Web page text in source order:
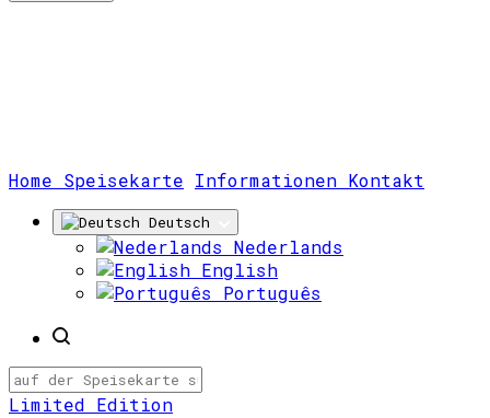
Home (aktuell)
Speisekarte Informationen Kontakt
Deutsch
Nederlands
English
Português
Limited Edition